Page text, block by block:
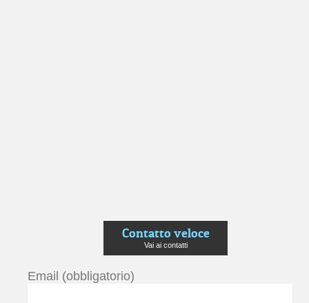
Contatto veloce
Vai ai contatti
Email (obbligatorio)